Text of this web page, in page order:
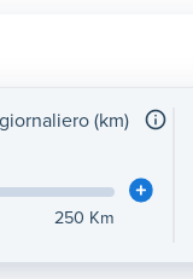
(km)
250 Km